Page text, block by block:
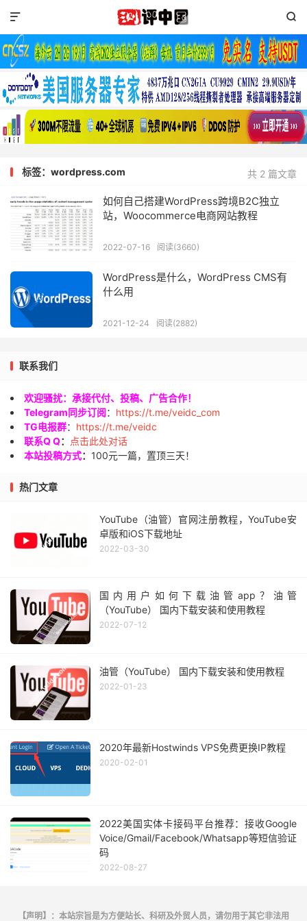


共 2 篇文章
标签：wordpress.com
如何自己搭建WordPress跨境B2C独立
站，Woocommerce电商网站教程
2022-07-16 阅读(3660)
WordPress是什么，WordPress CMS有
什么用
2021-12-24 阅读(2882)
联系我们
欢迎骚扰：承接代付、投稿、广告合作！
Telegram同步订阅： https://t.me/veidc_com
TG电报群： https://t.me/veidc
联系Q Q：
点击此处对话
本站投稿方式： 100元一篇，置顶三天！
热门文章
YouTube（油管）官网注册教程，YouTube安
卓版和iOS下载地址
2022-03-30
国内用户如何下载油管app？油管
（YouTube） 国内下载安装和使用教程
2022-07-12
油管（YouTube） 国内下载安装和使用教程
2022-01-23
2020年最新Hostwinds VPS免费更换IP教程
2020-02-01
2022美国实体卡接码平台推荐：接收Google
Voice/Gmail/Facebook/Whatsapp等短信验证
码
2022-08-27
【声明】：本站宗旨是为方便站长、科研及外贸人员，请勿用于其它非法用